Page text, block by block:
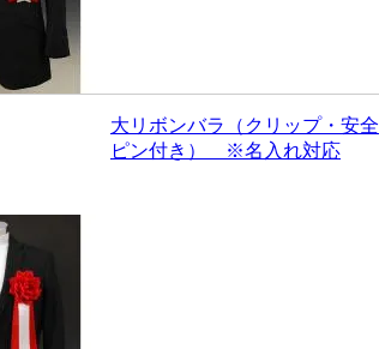
大リボンバラ（クリップ・安全
ピン付き） ※名入れ対応